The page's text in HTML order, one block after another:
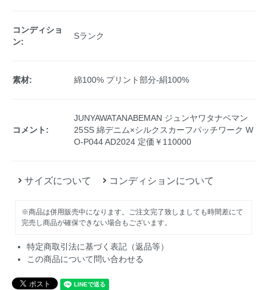
コンディショ
ン:
Sランク
素材: 綿100% プリント部分-絹100%
コメント:
JUNYAWATANABEMAN ジュンヤワタナベマン
25SS 綿デニム×シルクスカーフパッチワーク W
O-P044 AD2024 定価￥110000
サイズについて コンディションについて
※商品は併用販売中になります。ご注文完了致しましても時間差にて
完売し商品が確保できない場合もございます。
特定商取引法に基づく表記（返品等）
この商品について問い合わせる